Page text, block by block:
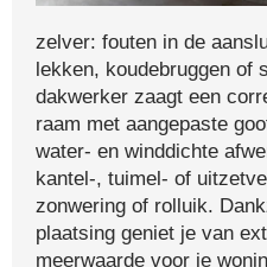
zelver: fouten in de
lekken, koudebruggen of
dakwerker zaagt een
raam met aangepaste
water- en winddichte
kantel-, tuimel- of
zonwering of rolluik.
plaatsing geniet je van
meerwaarde voor je